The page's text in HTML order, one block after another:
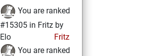
You are ranked
#15305 in Fritz by
Elo
Fritz
You are ranked